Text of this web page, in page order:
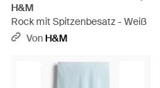
H&M
Rock mit Spitzenbesatz - Weiß
Von H&M